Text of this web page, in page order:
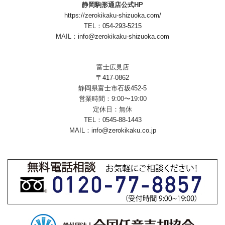
静岡駒形通店公式HP
https://zerokikaku-shizuoka.com/
TEL： 054-293-5215
MAIL： info@zerokikaku-shizuoka.com
富士広見店
〒417-0862
静岡県富士市石坂452-5
営業時間：9:00〜19:00
定休日：無休
TEL： 0545-88-1443
MAIL： info@zerokikaku.co.jp